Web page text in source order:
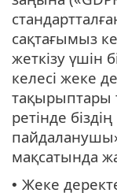
сақтағымыз
жеткізу үшін
келесі жеке
тақырыптары
ретінде
мақсатында
• Жеке